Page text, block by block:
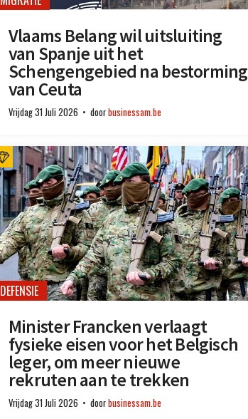
Vlaams Belang wil uitsluiting
van Spanje uit het
Schengengebied na bestorming
van Ceuta
Vrijdag 31 Juli 2026 doorbusinessam.be
DEFENSIE
Minister Francken verlaagt
fysieke eisen voor het Belgisch
leger, om meer nieuwe
rekruten aan te trekken
Vrijdag 31 Juli 2026 doorbusinessam.be